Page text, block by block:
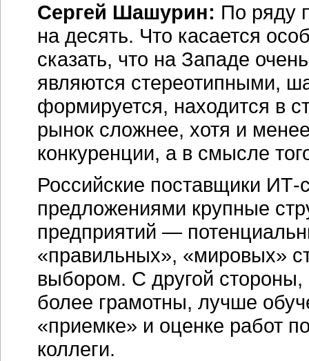
Сергей Шашурин: По ряду
на десять. Что касается
сказать, что на Западе
являются стереотипными,
формируется, находится в
рынок сложнее, хотя и
конкуренции, а в смысле
Российские поставщики ИТ-
предложениями крупные
предприятий —
«правильных», «мировых»
выбором. С другой стороны,
более грамотны, лучше
«приемке» и оценке работ
коллеги.